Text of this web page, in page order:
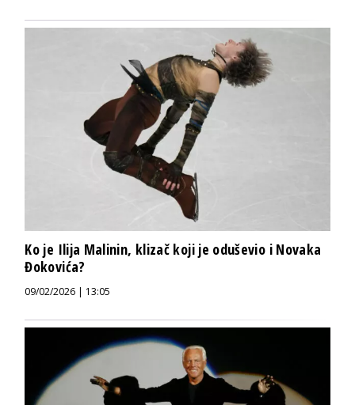
Ko je Ilija Malinin, klizač koji je oduševio i Novaka
Đokovića?
09/02/2026 | 13:05